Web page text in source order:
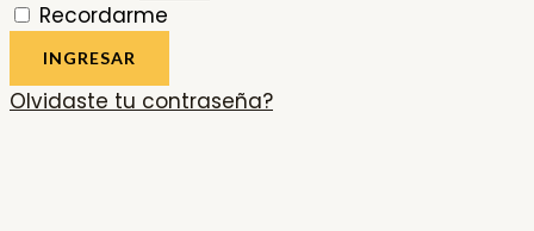
Recordarme
INGRESAR
Olvidaste tu contraseña?